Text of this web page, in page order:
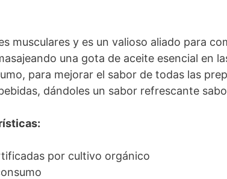
musculares y es un valioso aliado para
una gota de aceite esencial en
para mejorar el sabor de todas las
dándoles un sabor refrescante
por cultivo orgánico